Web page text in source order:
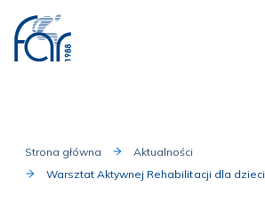
Strona główna
Aktualności
Warsztat Aktywnej Rehabilitacji dla dzieci